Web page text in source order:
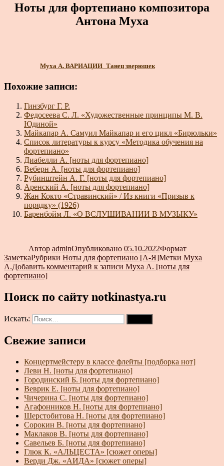
Ноты для фортепиано композитора
Антона Муха
Муха А. ВАРИАЦИИ_Танец зверюшек
Похожие записи:
Гинзбург Г. Р.
Федосеева С. Л. «Художественные принципы М. В.
Юдиной»
Майкапар А. Самуил Майкапар и его цикл «Бирюльки»
Список литературы к курсу «Методика обучения на
фортепиано»
Диабелли А. [ноты для фортепиано]
Веберн А. [ноты для фортепиано]
Рубинштейн А. Г. [ноты для фортепиано]
Аренский А. [ноты для фортепиано]
Жан Кокто «Стравинский» / Из книги «Призыв к
порядку» (1926)
Баренбойм Л. «О ВСЛУШИВАНИИ В МУЗЫКУ»
Автор adminОпубликовано 05.10.2022Формат
ЗаметкаРубрики Ноты для фортепиано [А-Я]Метки Муха
А.Добавить комментарий к записи Муха А. [ноты для
фортепиано]
Поиск по сайту notkinastya.ru
Искать:
Свежие записи
Концертмейстеру в классе флейты [подборка нот]
Леви Н. [ноты для фортепиано]
Городинский Б. [ноты для фортепиано]
Веврик Е. [ноты для фортепиано]
Чичерина С. [ноты для фортепиано]
Агафонников Н. [ноты для фортепиано]
Шерстобитова Н. [ноты для фортепиано]
Сорокин В. [ноты для фортепиано]
Маклаков В. [ноты для фортепиано]
Савельев Б. [ноты для фортепиано]
Глюк К. «АЛЬЦЕСТА» [сюжет оперы]
Верди Дж. «АИДА» [сюжет оперы]